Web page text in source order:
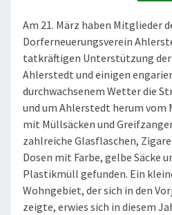
Am 21. März haben Mitglieder
Dorferneuerungsverein
tatkräftigen Unterstützung
Ahlerstedt und einigen
durchwachsenem Wetter die
und um Ahlerstedt herum vom
mit Müllsäcken und
zahlreiche Glasflaschen,
Dosen mit Farbe, gelbe Säcke
Plastikmüll gefunden. Ein
Wohngebiet, der sich in den
zeigte, erwies sich in diesem